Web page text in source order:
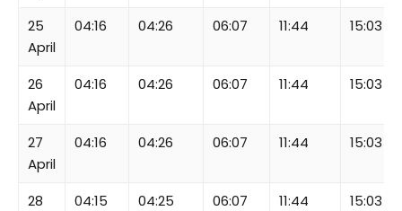
25
April
04:16 04:26 06:07 11:44 15:03
26
April
04:16 04:26 06:07 11:44 15:03
27
April
04:16 04:26 06:07 11:44 15:03
28
04:15 04:25 06:07 11:44 15:03